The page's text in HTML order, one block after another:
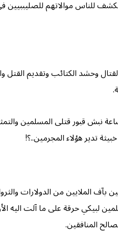
انكشف للناس موالاتهم
وحشد الكتائب وتقديم
نبش قبور قتلى المسلمين
تدير هؤلاء المجرمين..؟!
بآف الملايين من الدولارات
لبيكي حرقة على ما آلت
المنافقين.